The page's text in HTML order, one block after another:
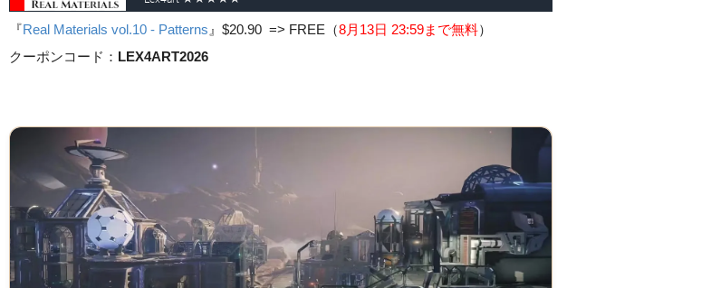
『Real Materials vol.10 - Patterns 』 $20.90 => FREE （8月13日 23:59まで無料）
クーポンコード： LEX4ART2026